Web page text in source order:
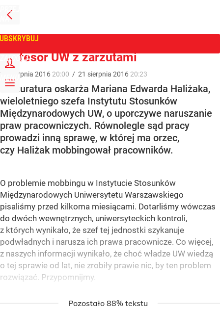
PRZEJDŹ
NA
GŁÓWNĄ
ZALOGUJ
MENU
Tygodnik Wprost
Profesor UW z zarzutami
21 sierpnia 2016 20:00 / 21 sierpnia 2016 20:23
Prokuratura oskarża Mariana Edwarda Haliżaka,
wieloletniego szefa Instytutu Stosunków
Międzynarodowych UW, o uporczywe naruszanie
praw pracowniczych. Równolegle sąd pracy
prowadzi inną sprawę, w której ma orzec,
czy Haliżak mobbingował pracowników.
O problemie mobbingu w Instytucie Stosunków
Międzynarodowych Uniwersytetu Warszawskiego
pisaliśmy przed kilkoma miesiącami. Dotarliśmy wówczas
do dwóch wewnętrznych, uniwersyteckich kontroli,
z których wynikało, że szef tej jednostki szykanuje
podwładnych i narusza ich prawa pracownicze. Co więcej,
z naszych informacji wynikało, że choć władze UW wiedzą
o tej sprawie od lat, nie zrobiły prawie nic, by ten problem
rozwiązać. Przypomnijmy.
Pozostało 88% tekstu